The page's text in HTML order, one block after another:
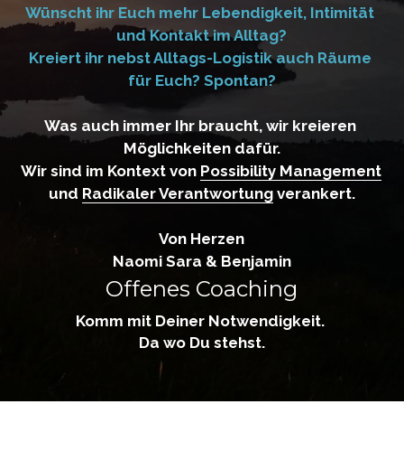
Wünscht ihr Euch mehr Lebendigkeit, Intimität
und Kontakt im Alltag?
Kreiert ihr nebst Alltags-Logistik auch Räume
für Euch? Spontan?
Was auch immer Ihr braucht, wir kreieren
Möglichkeiten dafür.
Wir sind im Kontext von Possibility Management
und Radikaler Verantwortung verankert.
Von Herzen
Naomi Sara & Benjamin
Offenes Coaching
Komm mit Deiner Notwendigkeit.
Da wo Du stehst.